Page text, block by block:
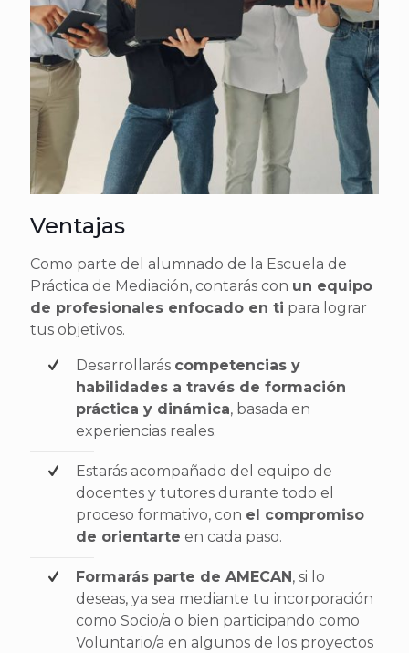
Ventajas
Como parte del alumnado de la Escuela de
Práctica de Mediación, contarás con un equipo
de profesionales enfocado en ti para lograr
tus objetivos.
Desarrollarás competencias y
habilidades a través de formación
práctica y dinámica, basada en
experiencias reales.
Estarás acompañado del equipo de
docentes y tutores durante todo el
proceso formativo, con el compromiso
de orientarte en cada paso.
Formarás parte de AMECAN, si lo
deseas, ya sea mediante tu incorporación
como Socio/a o bien participando como
Voluntario/a en algunos de los proyectos